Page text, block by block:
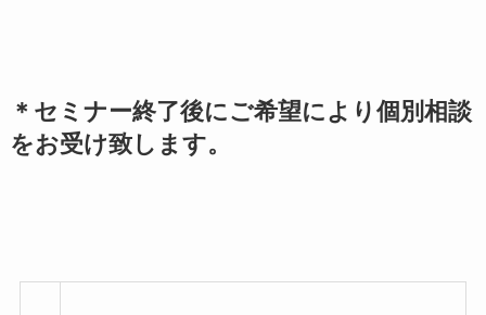
＊セミナー終了後にご希望により個別相談
をお受け致します。